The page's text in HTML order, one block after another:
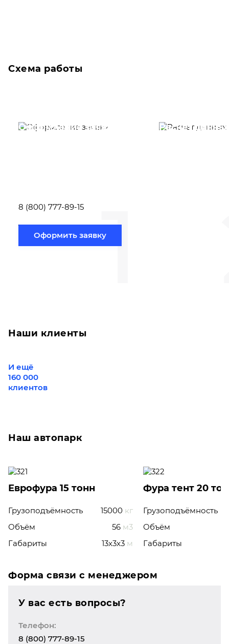
Схема работы
1
Оформление заявки
8 (800) 777-89-15
Оформить заявку
Расчет
Наши клиенты
И ещё
160 000
клиентов
Наш автопарк
Еврофура 15 тонн
Грузоподъёмность 15000 кг
Объём
56 м3
Габариты
13x3x3 м
Фура тент 20
Грузоподъёмность
Объём
Габариты
Форма связи с менеджером
У вас есть вопросы?
Телефон:
8 (800) 777-89-15